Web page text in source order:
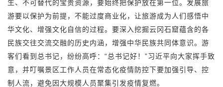
生、不可替代的宝贵资源，要始终把保护放在第一位。发展旅
游要以保护为前提，不能过度商业化，让旅游成为人们感悟中
华文化、增强文化自信的过程。要深入挖掘云冈石窟蕴含的各
民族交往交流交融的历史内涵，增强中华民族共同体意识。游
客们看到总书记，纷纷高呼：“总书记好！”习近平向大家挥手致
意，并叮嘱景区工作人员在常态化疫情防控下要加强引导、控
制人流，避免因大规模人员聚集引发疫情复燃。